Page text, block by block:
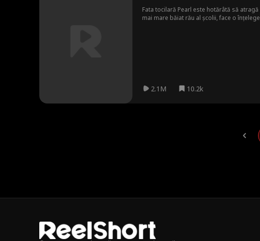
Fata tocilară Pearl este hotărâtă să
mai mare băiat rău al școlii, face o
2.1M 10.2k